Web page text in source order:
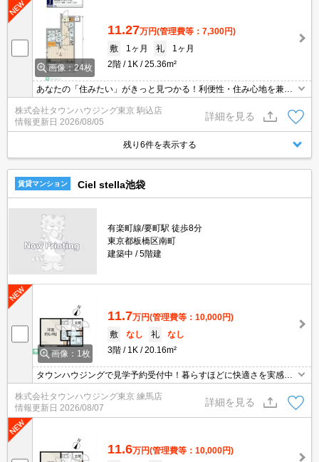
画像：24枚
11.27万円(管理費等：7,300円)
敷
1ヶ月 礼
1ヶ月
2階
1K 25.36m²
あなたの「住みたい」がきっと見つかる！利便性・住み心地を兼ね
揃えた賃貸物件！お気軽にご相談ください。お部屋探しはタウンハ
ウジングへお任せください！
株式会社タウンハウジング東京 駒込店
情報更新日 2026/08/05
詳細を見る
残り6件を表示する
賃貸マンション Ciel stella池袋
有楽町線/要町駅 徒歩8分
東京都板橋区南町
建築中
5階建
画像：1枚
11.7万円(管理費等：10,000円)
敷
なし 礼
なし
3階
1K 20.16m²
タウンハウジングで見学予約受付中！暮らすほどに快適さを実感で
きる設備仕様！駅前商業施設の多さ！日常の買い物に便利！
株式会社タウンハウジング東京 練馬店
情報更新日 2026/08/07
詳細を見る
11.6万円(管理費等：10,000円)